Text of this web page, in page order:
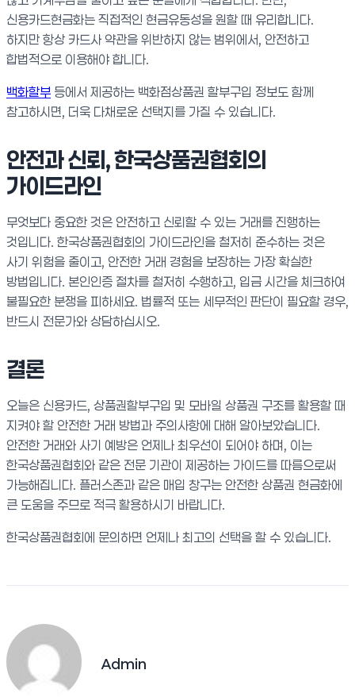
신용카드현금화는 직접적인 현금유동성을 원할 때 유리합니다.
하지만 항상 카드사 약관을 위반하지 않는 범위에서, 안전하고
합법적으로 이용해야 합니다.
백화할부 등에서 제공하는 백화점상품권 할부구입 정보도 함께
참고하시면, 더욱 다채로운 선택지를 가질 수 있습니다.
안전과 신뢰, 한국상품권협회의
가이드라인
무엇보다 중요한 것은 안전하고 신뢰할 수 있는 거래를 진행하는
것입니다. 한국상품권협회의 가이드라인을 철저히 준수하는 것은
사기 위험을 줄이고, 안전한 거래 경험을 보장하는 가장 확실한
방법입니다. 본인인증 절차를 철저히 수행하고, 입금 시간을 체크하여
불필요한 분쟁을 피하세요. 법률적 또는 세무적인 판단이 필요할 경우,
반드시 전문가와 상담하십시오.
결론
오늘은 신용카드, 상품권할부구입 및 모바일 상품권 구조를 활용할 때
지켜야 할 안전한 거래 방법과 주의사항에 대해 알아보았습니다.
안전한 거래와 사기 예방은 언제나 최우선이 되어야 하며, 이는
한국상품권협회와 같은 전문 기관이 제공하는 가이드를 따름으로써
가능해집니다. 플러스존과 같은 매입 창구는 안전한 상품권 현금화에
큰 도움을 주므로 적극 활용하시기 바랍니다.
한국상품권협회에 문의하면 언제나 최고의 선택을 할 수 있습니다.
Admin